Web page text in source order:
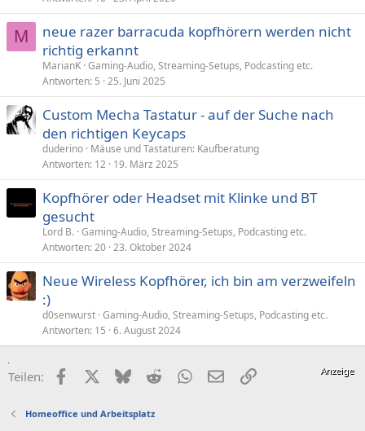
M
neue razer barracuda kopfhörern werden nicht
richtig erkannt
MarianK Gaming-Audio, Streaming-Setups, Podcasting etc.
Antworten 5 25. Juni 2025
Custom Mecha Tastatur - auf der Suche nach
den richtigen Keycaps
duderino Mäuse und Tastaturen: Kaufberatung
Antworten 12 19. März 2025
Kopfhörer oder Headset mit Klinke und BT
gesucht
Lord B. Gaming-Audio, Streaming-Setups, Podcasting etc.
Antworten 20 23. Oktober 2024
Neue Wireless Kopfhörer, ich bin am verzweifeln
:)
d0senwurst Gaming-Audio, Streaming-Setups, Podcasting etc.
Antworten 15 6. August 2024
Teilen: FacebookX (Twitter)
BlueskyRedditWhatsApp
E-MailLink
Homeoffice und Arbeitsplatz